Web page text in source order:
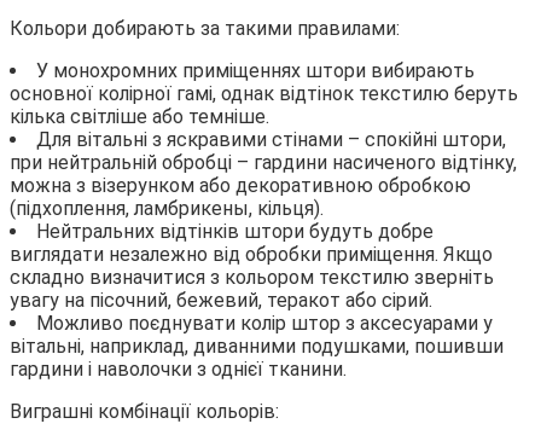
Кольори добирають за такими правилами:
У монохромних приміщеннях штори вибирають
основної колірної гамі, однак відтінок текстилю беруть
кілька світліше або темніше.
Для вітальні з яскравими стінами – спокійні штори,
при нейтральній обробці – гардини насиченого відтінку,
можна з візерунком або декоративною обробкою
(підхоплення, ламбрикены, кільця).
Нейтральних відтінків штори будуть добре
виглядати незалежно від обробки приміщення. Якщо
складно визначитися з кольором текстилю зверніть
увагу на пісочний, бежевий, теракот або сірий.
Можливо поєднувати колір штор з аксесуарами у
вітальні, наприклад, диванними подушками, пошивши
гардини і наволочки з однієї тканини.
Виграшні комбінації кольорів: